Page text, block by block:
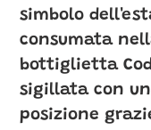
simbolo
consumata
bottiglietta
sigillata con
posizione